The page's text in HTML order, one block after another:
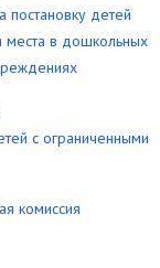
постановку детей
места в дошкольных
с ограниченными
комиссия